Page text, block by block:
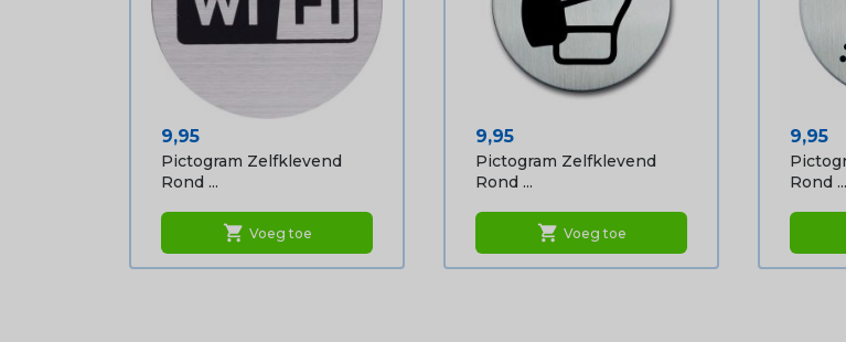
Prijs
9,95
Pictogram Zelfklevend
Rond ...
shopping_cart Voeg toe
Prijs
9,95
Pictogram Zelfklevend
Rond ...
shopping_cart Voeg toe
Prijs
9,95
Rond ...